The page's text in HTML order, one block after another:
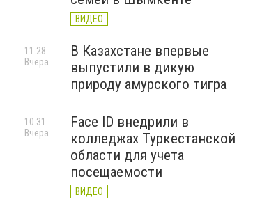
ВИДЕО
В Казахстане впервые
выпустили в дикую
природу амурского тигра
11:28
Вчера
Face ID внедрили в
колледжах Туркестанской
области для учета
посещаемости
ВИДЕО
10:31
Вчера